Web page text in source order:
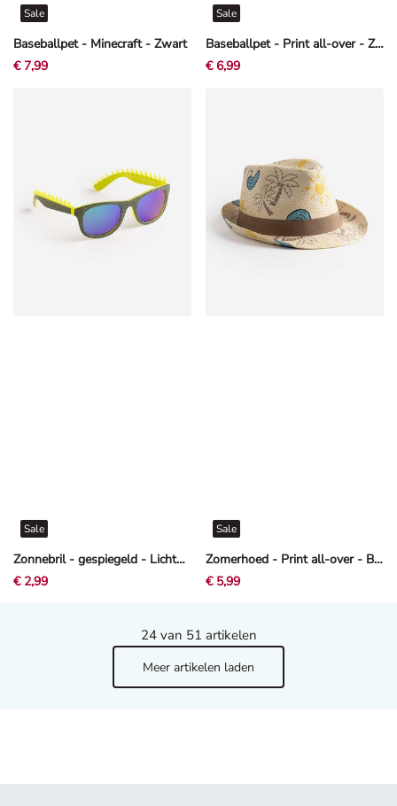
Baseballpet - Minecraft - Zwart
Sale
€ 7,99
Baseballpet - Print all-over - Zwart
Sale
€ 6,99
Zonnebril - gespiegeld - Lichtgroen
Sale
€ 2,99
Zomerhoed - Print all-over - Beige
Sale
€ 5,99
24van 51 artikelen
Meer artikelen laden